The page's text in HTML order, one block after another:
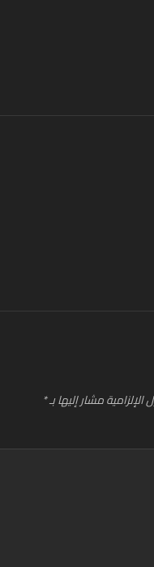
الإلزامية مشار إليها بـ*